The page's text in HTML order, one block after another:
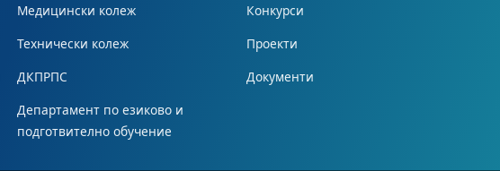
Медицински колеж
Технически колеж
ДКПРПС
Департамент по езиково и
подготвително обучение
Конкурси
Проекти
Документи